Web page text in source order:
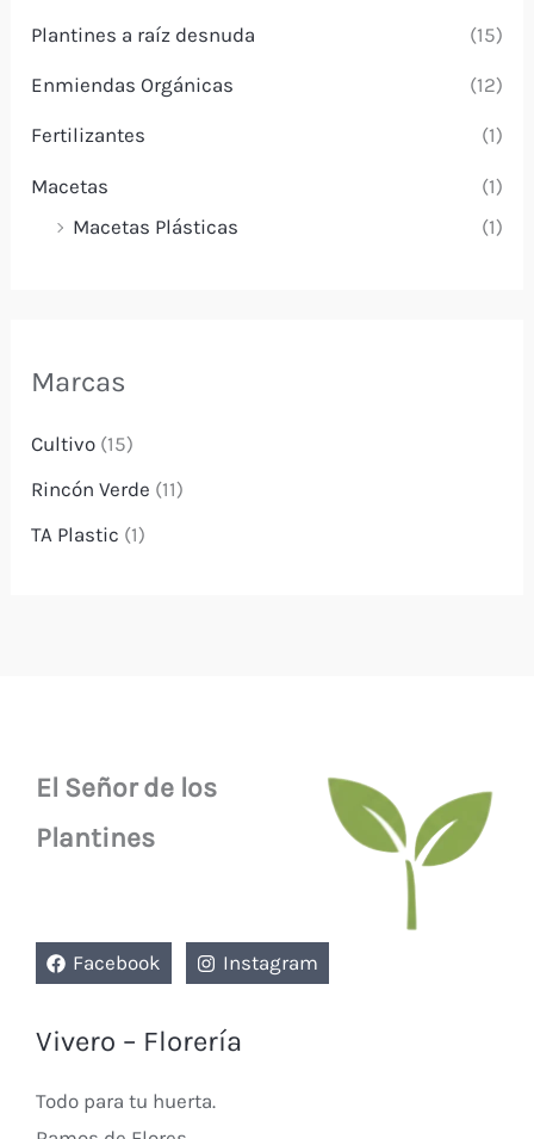
Plantines a raíz desnuda (15)
Enmiendas Orgánicas (12)
Fertilizantes (1)
Macetas
(1)
Macetas Plásticas
(1)
Marcas
Cultivo (15)
Rincón Verde (11)
TA Plastic (1)
El Señor de los
Plantines
Facebook Instagram
Vivero – Florería
Todo para tu huerta.